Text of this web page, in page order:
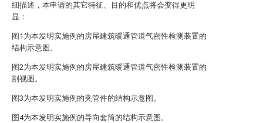
细描述，本申请的其它特征、目的和优点将会变得更明
显：
图1为本发明实施例的房屋建筑暖通管道气密性检测装置的
结构示意图。
图2为本发明实施例的房屋建筑暖通管道气密性检测装置的
剖视图。
图3为本发明实施例的夹管件的结构示意图。
图4为本发明实施例的导向套筒的结构示意图。